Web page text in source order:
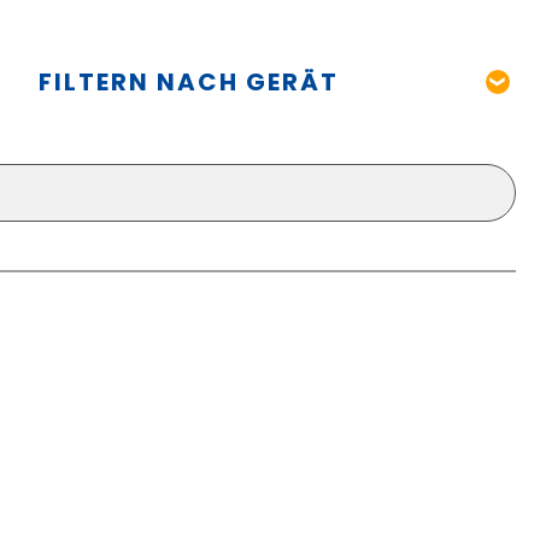
FILTERN NACH GERÄT